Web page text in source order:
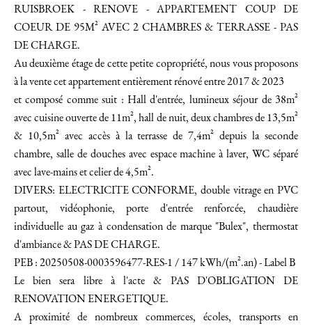
RUISBROEK - RENOVE - APPARTEMENT COUP DE
COEUR DE 95M² AVEC 2 CHAMBRES & TERRASSE - PAS
DE CHARGE.
Au deuxième étage de cette petite copropriété, nous vous proposons
à la vente cet appartement entièrement rénové entre 2017 & 2023
et composé comme suit : Hall d'entrée, lumineux séjour de 38m²
avec cuisine ouverte de 11m², hall de nuit, deux chambres de 13,5m²
& 10,5m² avec accès à la terrasse de 7,4m² depuis la seconde
chambre, salle de douches avec espace machine à laver, WC séparé
avec lave-mains et celier de 4,5m².
DIVERS: ELECTRICITE CONFORME, double vitrage en PVC
partout, vidéophonie, porte d'entrée renforcée, chaudière
individuelle au gaz à condensation de marque "Bulex", thermostat
d'ambiance & PAS DE CHARGE.
PEB : 20250508-0003596477-RES-1 / 147 kWh/(m².an) - Label B
Le bien sera libre à l'acte & PAS D'OBLIGATION DE
RENOVATION ENERGETIQUE.
A proximité de nombreux commerces, écoles, transports en